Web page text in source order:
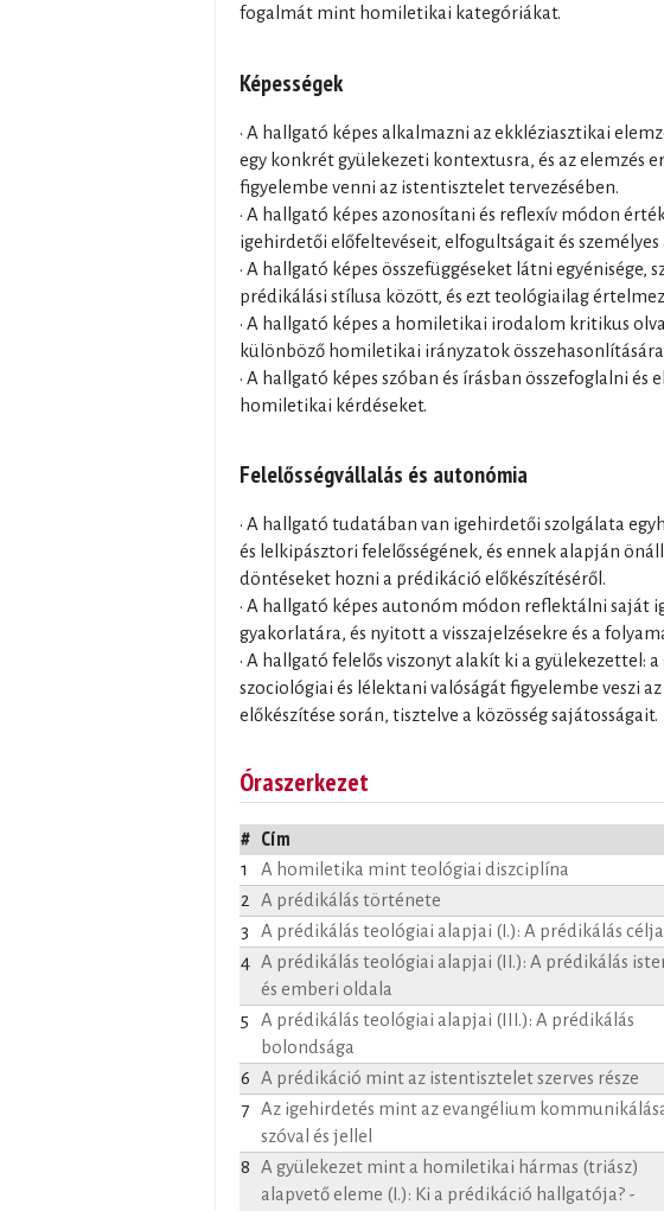
fogalmát mint homiletikai kategóriákat.
Képességek
• A hallgató képes alkalmazni az ekkléziasztikai
egy konkrét gyülekezeti kontextusra, és az elemzés
figyelembe venni az istentisztelet tervezésében.
• A hallgató képes azonosítani és reflexív módon
igehirdetői előfeltevéseit, elfogultságait és
• A hallgató képes összefüggéseket látni egyénisége,
prédikálási stílusa között, és ezt teológiailag
• A hallgató képes a homiletikai irodalom kritikus
különböző homiletikai irányzatok
• A hallgató képes szóban és írásban összefoglalni és
homiletikai kérdéseket.
Felelősségvállalás és autonómia
• A hallgató tudatában van igehirdetői szolgálata
és lelkipásztori felelősségének, és ennek alapján
döntéseket hozni a prédikáció előkészítéséről.
• A hallgató képes autonóm módon reflektálni saját
gyakorlatára, és nyitott a visszajelzésekre és a
• A hallgató felelős viszonyt alakít ki a gyülekezettel:
szociológiai és lélektani valóságát figyelembe veszi
előkészítése során, tisztelve a közösség sajátosságait.
Óraszerkezet
# Cím
1
A homiletika mint teológiai diszciplína
2
A prédikálás története
3
A prédikálás teológiai alapjai (I.): A prédikálás célja
4 A prédikálás teológiai alapjai (II.): A prédikálás
és emberi oldala
5
A prédikálás teológiai alapjai (III.): A prédikálás
bolondsága
6
A prédikáció mint az istentisztelet szerves része
7
Az igehirdetés mint az evangélium
szóval és jellel
8
A gyülekezet mint a homiletikai hármas (triász)
alapvető eleme (I.): Ki a prédikáció hallgatója? -